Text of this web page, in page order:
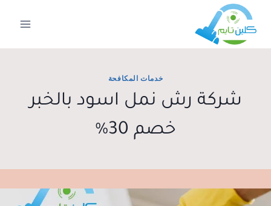
التجاوز
المحتوى
خدمات المكافحة
شركة رش نمل اسود بالخبر
خصم 30%